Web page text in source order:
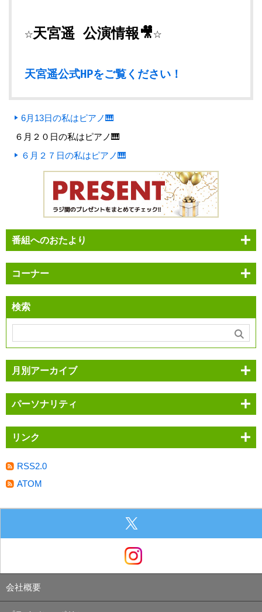
☆天宮遥 公演情報🎥☆
天宮遥公式HPをご覧ください！
6月13日の私はピアノ🎹
６月２０日の私はピアノ🎹
６月２７日の私はピアノ🎹
番組へのおたより
コーナー
検索
月別アーカイブ
パーソナリティ
リンク
RSS2.0
ATOM
会社概要